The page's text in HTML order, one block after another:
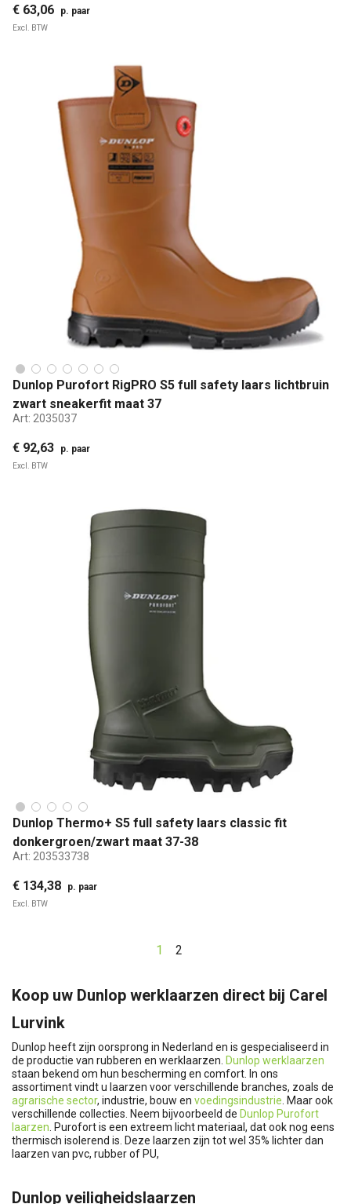
€ 63,06 p. paar
Excl. BTW
Dunlop Purofort RigPRO S5 full safety laars lichtbruin
zwart sneakerfit maat 37
Art: 2035037
€ 92,63 p. paar
Excl. BTW
Dunlop Thermo+ S5 full safety laars classic fit
donkergroen/zwart maat 37-38
Art: 203533738
€ 134,38 p. paar
Excl. BTW
1 2
Koop uw Dunlop werklaarzen direct bij Carel
Lurvink
Dunlop heeft zijn oorsprong in Nederland en is gespecialiseerd in
de productie van rubberen en werklaarzen. Dunlop werklaarzen
staan bekend om hun bescherming en comfort. In ons
assortiment vindt u laarzen voor verschillende branches, zoals de
agrarische sector, industrie, bouw en voedingsindustrie . Maar ook
verschillende collecties. Neem bijvoorbeeld de Dunlop Purofort
laarzen . Purofort is een extreem licht materiaal, dat ook nog eens
thermisch isolerend is. Deze laarzen zijn tot wel 35% lichter dan
laarzen van pvc, rubber of PU,
Dunlop veiligheidslaarzen